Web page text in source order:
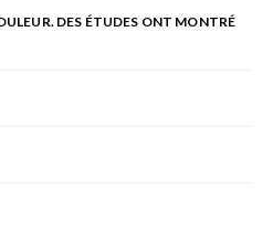
DES ÉTUDES ONT MONTRÉ